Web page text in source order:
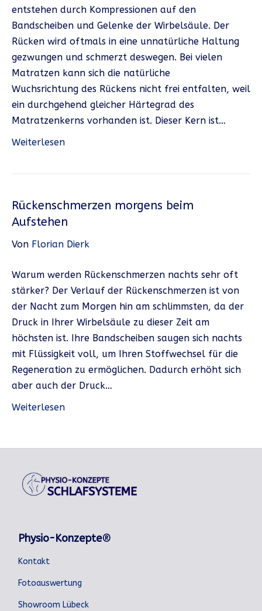
entstehen durch Kompressionen auf den
Bandscheiben und Gelenke der Wirbelsäule. Der
Rücken wird oftmals in eine unnatürliche Haltung
gezwungen und schmerzt deswegen. Bei vielen
Matratzen kann sich die natürliche
Wuchsrichtung des Rückens nicht frei entfalten, weil
ein durchgehend gleicher Härtegrad des
Matratzenkerns vorhanden ist. Dieser Kern ist…
Weiterlesen
Rückenschmerzen morgens beim
Aufstehen
Von Florian Dierk
Warum werden Rückenschmerzen nachts sehr oft
stärker? Der Verlauf der Rückenschmerzen ist von
der Nacht zum Morgen hin am schlimmsten, da der
Druck in Ihrer Wirbelsäule zu dieser Zeit am
höchsten ist. Ihre Bandscheiben saugen sich nachts
mit Flüssigkeit voll, um Ihren Stoffwechsel für die
Regeneration zu ermöglichen. Dadurch erhöht sich
aber auch der Druck…
Weiterlesen
Physio-Konzepte®
Kontakt
Fotoauswertung
Showroom Lübeck